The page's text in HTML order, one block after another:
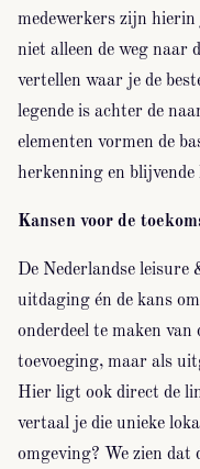
medewerkers zijn hierin
niet alleen de weg naar
vertellen waar je de
legende is achter de
elementen vormen de
herkenning en
Kansen voor de
De Nederlandse
uitdaging én de kans
onderdeel te maken van
toevoeging, maar als
Hier ligt ook direct de
vertaal je die unieke
omgeving? We zien